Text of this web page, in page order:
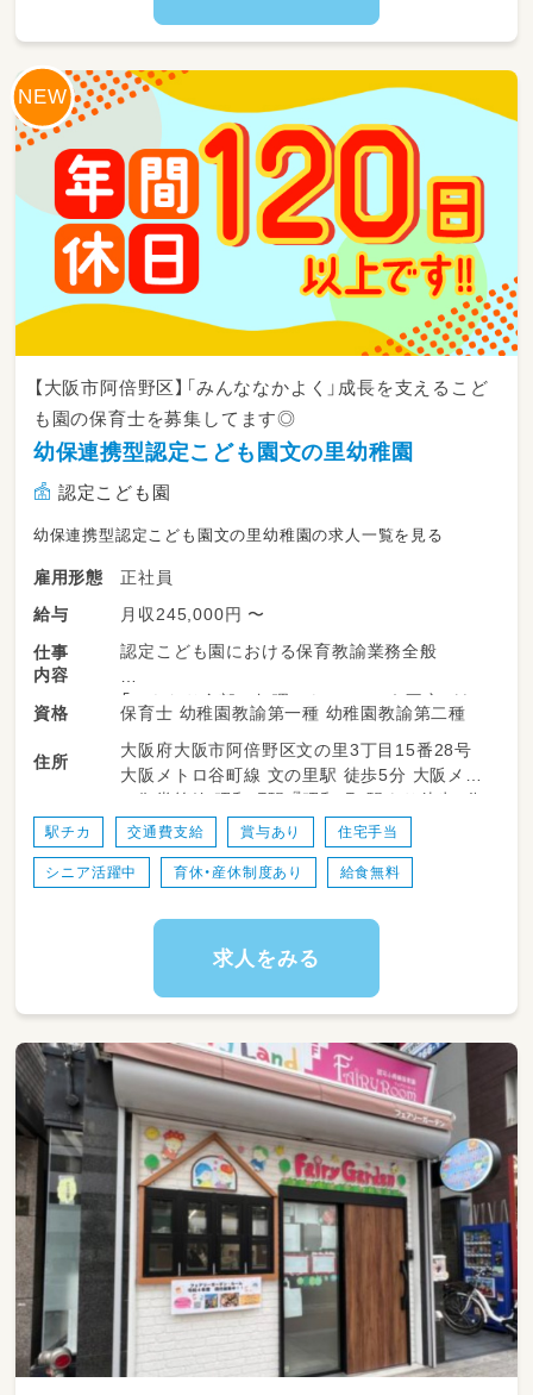
・17:00~自由遊び（開所時間が長いため、「自由
た中から遊びを選んで行います）
・～19:00全園児降園
【こんな方が向いています♪】
・人の役に立ちたい、何より子どもが大好きな
人！
・自分から意見を発信でき、それを実行できる方
・年齢やキャリアは問いません！自分で学ぶ意欲
のある人
・大人数制の保育だとひとりひとりに対応しに
くいと感じる
・お子様の得意・苦手に合わせた保育がしたい
・複数担任制なので、一人担任よりチームでアイ
デアを出し合って働きたい方
・ピアノが苦手な方、気になさらず大丈夫です
・年間休日は121日。有給消化率100%。
たちの負担を軽減
・職員専用の休憩室があるので、休憩は仮眠をと
ったりしっかりとリフレッシュ可能です
・定期的なミーティング、1on1も実施します！
スタッフと法人が連携し、子ども中心の保育を
密に行います
園での託児も利用可能です
【大阪市阿倍野区】「みんななかよく」成長を支えるこど
も園の保育士を募集してます◎
幼保連携型認定こども園文の里幼稚園
認定こども園
幼保連携型認定こども園文の里幼稚園の求人一覧を見る
雇用形態
正社員
給与
月収245,000円 〜
仕事
内容
認定こども園における保育教諭業務全般
「いきなり全部は無理かも…」という不安があっ
ても大丈夫！
入職後は頼れる先輩スタッフが丁寧にフォロー
します。
まずは子どもたちと顔と名前を覚えることから
スタート！
ブランクがある方や未経験の方も、
ップアップできる環境です。
ています！
資格 保育士 幼稚園教諭第一種 幼稚園教諭第二種
住所
大阪府大阪市阿倍野区文の里3丁目15番28号
大阪メトロ谷町線 文の里駅 徒歩5分 大阪メト
ロ御堂筋線 昭和町駅 『昭和町』駅より徒歩7分
駅チカ 交通費支給 賞与あり 住宅手当
シニア活躍中 育休・産休制度あり 給食無料
求人をみる